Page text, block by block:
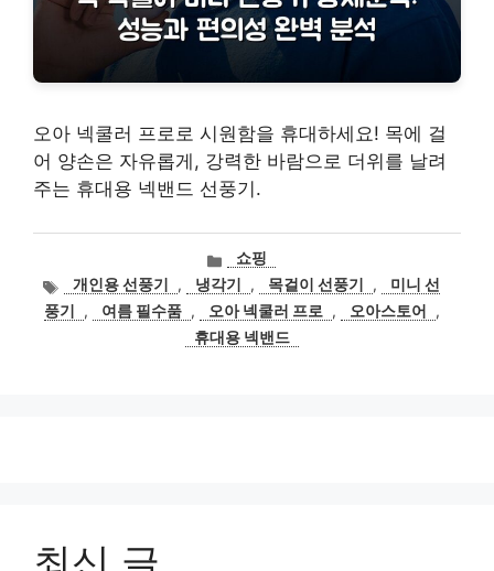
오아 넥쿨러 프로로 시원함을 휴대하세요! 목에 걸
어 양손은 자유롭게, 강력한 바람으로 더위를 날려
주는 휴대용 넥밴드 선풍기.
카
테
고
리
쇼핑
태
그
개인용 선풍기 , 냉각기 , 목걸이 선풍기 ,
미니 선
풍기
, 여름 필수품 , 오아 넥쿨러 프로 , 오아스토어
,
휴대용 넥밴드
최신 글